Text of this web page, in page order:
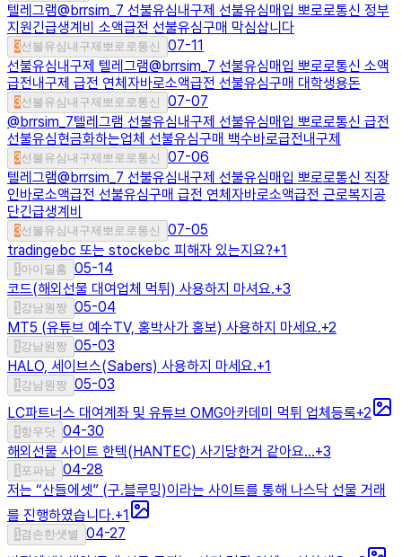
텔레그램@brrsim_7 선불유심내구제 선불유심매입 뽀로로통신 정부
지원긴급생계비 소액급전 선불유심구매 막심삽니다
3선불유심내구제뽀로로통신
07-11
선불유심내구제 텔레그램@brrsim_7 선불유심매입 뽀로로통신 소액
급전내구제 급전 연체자바로소액급전 선불유심구매 대학생용돈
3선불유심내구제뽀로로통신
07-07
@brrsim_7텔레그램 선불유심내구제 선불유심매입 뽀로로통신 급전
선불유심현금화하는업체 선불유심구매 백수바로급전내구제
3선불유심내구제뽀로로통신
07-06
텔레그램@brrsim_7 선불유심내구제 선불유심매입 뽀로로통신 직장
인바로소액급전 선불유심구매 급전 연체자바로소액급전 근로복지공
단긴급생계비
3선불유심내구제뽀로로통신
07-05
tradingebc 또는 stockebc 피해자 있는지요?+1
1아이딜홈 05-14
코드(해외선물 대여업체 먹튀) 사용하지 마셔요.+3
1강남원짱 05-04
MT5 (유튜브 예수TV, 홍박사가 홍보) 사용하지 마세요.+2
1강남원짱 05-03
HALO, 세이브스(Sabers) 사용하지 마세요.+1
1강남원짱 05-03
LC파트너스 대여계좌 및 유튜브 OMG아카데미 먹튀 업체등록+2
1항우닷 04-30
해외선물 사이트 한텍(HANTEC) 사기당한거 같아요...+3
1포파남 04-28
저는 “산들에셋” (구.블루밍)이라는 사이트를 통해 나스닥 선물 거래
를 진행하였습니다.+1
1겸손한샛별
04-27